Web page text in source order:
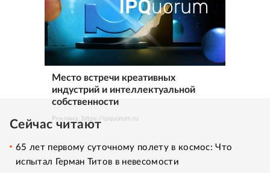
Место встречи креативных
индустрий и интеллектуальной
собственности
Реклама. https://ipquorum.ru
Сейчас читают
65 лет первому суточному полету в космос: Что
испытал Герман Титов в невесомости